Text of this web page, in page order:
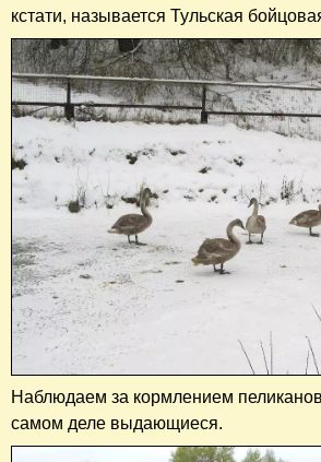
кстати, называется Тульская
Наблюдаем за кормлением
самом деле выдающиеся.